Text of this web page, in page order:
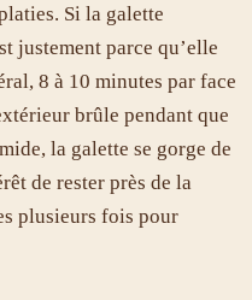
Si la galette
justement parce qu’elle
8 à 10 minutes par face
brûle pendant que
la galette se gorge de
de rester près de la
plusieurs fois pour